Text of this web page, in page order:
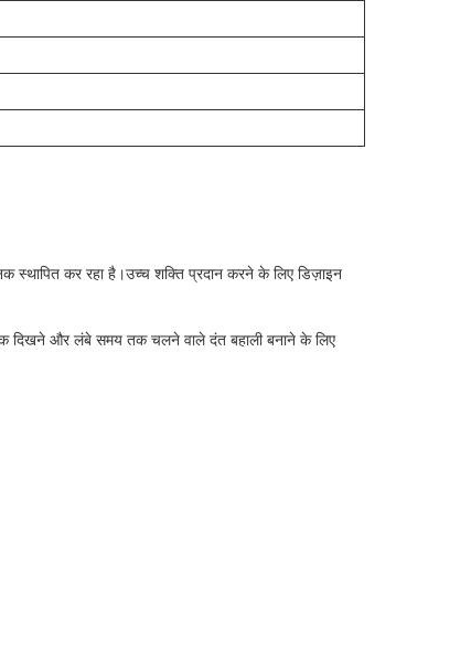
स्थापित कर रहा है।उच्च शक्ति प्रदान करने के लिए डिज़ाइन
दिखने और लंबे समय तक चलने वाले दंत बहाली बनाने के लिए